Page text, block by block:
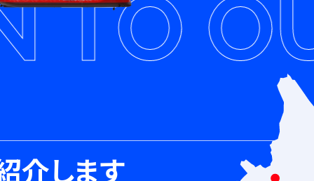
介します